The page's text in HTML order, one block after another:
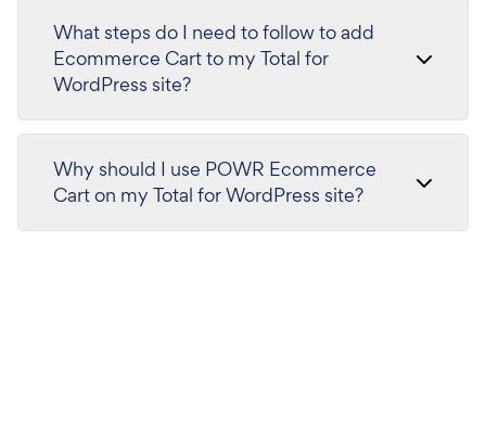
What steps do I need to follow to add
Ecommerce Cart to my Total for
WordPress site?
Why should I use POWR Ecommerce
Cart on my Total for WordPress site?